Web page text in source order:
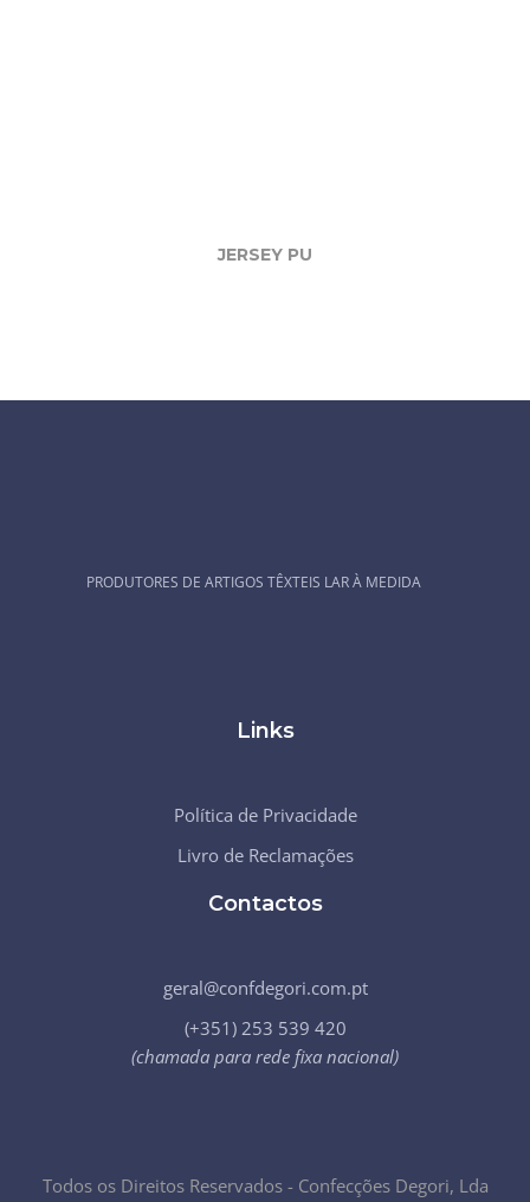
JERSEY PU
PRODUTORES DE ARTIGOS TÊXTEIS LAR À MEDIDA
Links
Política de Privacidade
Livro de Reclamações
Contactos
geral@confdegori.com.pt
(+351) 253 539 420
(chamada para rede fixa nacional)
Todos os Direitos Reservados - Confecções Degori, Lda